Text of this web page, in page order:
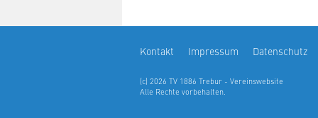
Kontakt Impressum Datenschutz
(c) 2026 TV 1886 Trebur - Vereinswebsite
Alle Rechte vorbehalten.